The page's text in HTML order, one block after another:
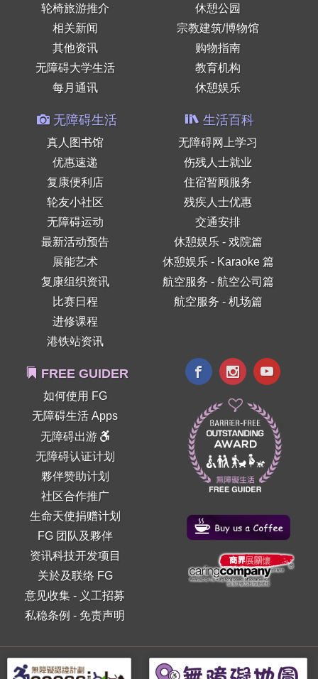
轮椅旅游推介
相关新闻
其他资讯
无障碍大学生活
每月通讯
休憩公园
宗教建筑/博物馆
购物指南
教育机构
休憩娱乐
无障碍生活
真人图书馆
优惠速递
复康便利店
轮友小社区
无障碍运动
最新活动预告
展能艺术
复康组织资讯
比赛日程
进修课程
港铁站资讯
生活百科
无障碍网上学习
伤残人士就业
住宿暂顾服务
残疾人士优惠
交通安排
休憩娱乐 - 戏院篇
休憩娱乐 - Karaoke 篇
航空服务 - 航空公司篇
航空服务 - 机场篇
FREE GUIDER
如何使用 FG
无障碍生活 Apps
无障碍出游
无障碍认证计划
夥伴赞助计划
社区合作推广
生命天使捐赠计划
FG 团队及夥伴
资讯科技开发项目
关於及联络 FG
意见收集 - 义工招募
私稳条例 - 免责声明